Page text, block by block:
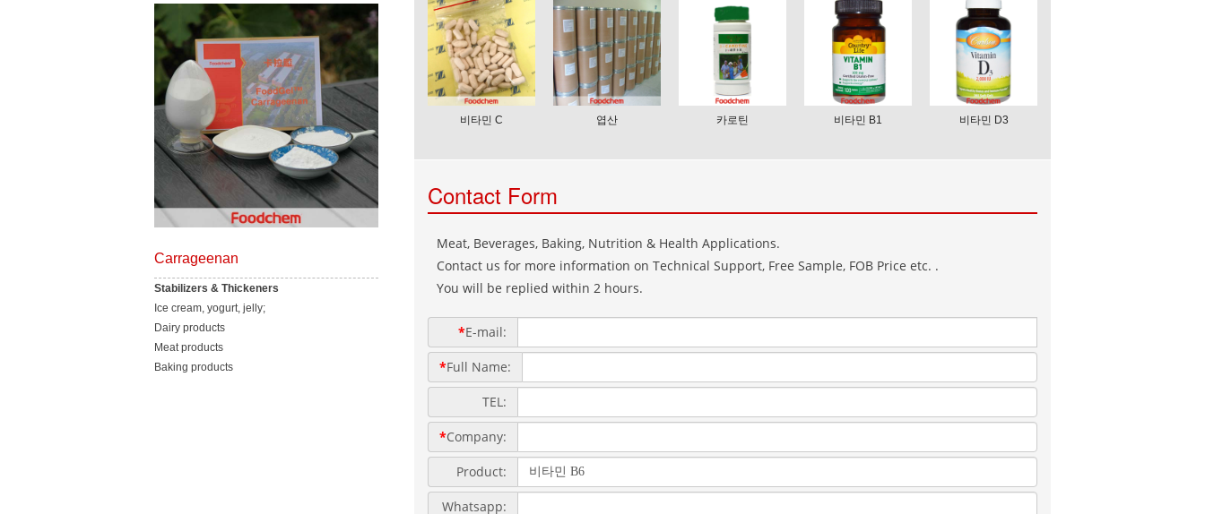
Carrageenan
Stabilizers & Thickeners
Ice cream, yogurt, jelly;
Dairy products
Meat products
Baking products
비타민 C 엽산 카로틴 비타민 B1 비타민 D3